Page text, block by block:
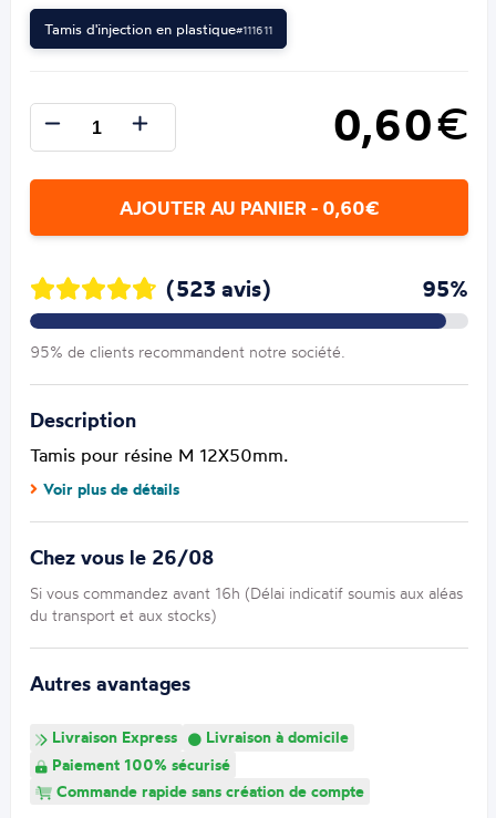
Tamis d'injection en plastique#111611
0,60€
AJOUTER AU PANIER - 0,60€
(523 avis) 95%
95% de clients recommandent notre société.
Description
Tamis pour résine M 12X50mm.
Voir plus de détails
Chez vous le 26/08
Si vous commandez avant 16h (Délai indicatif soumis aux aléas
du transport et aux stocks)
Autres avantages
Livraison Express
Livraison à domicile
Paiement 100% sécurisé
Commande rapide sans création de compte